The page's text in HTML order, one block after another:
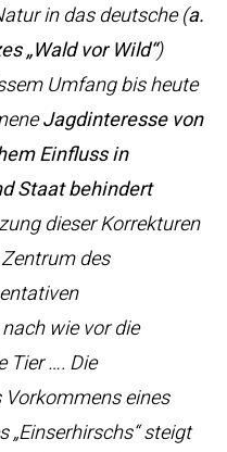
in das deutsche (a.
„Wald vor Wild“)
Umfang bis heute
Jagdinteresse von
Einfluss in
Staatbehindert
dieser Korrekturen
des
wie vor die
Tier …. Die
eines
„Einserhirschs“ steigt